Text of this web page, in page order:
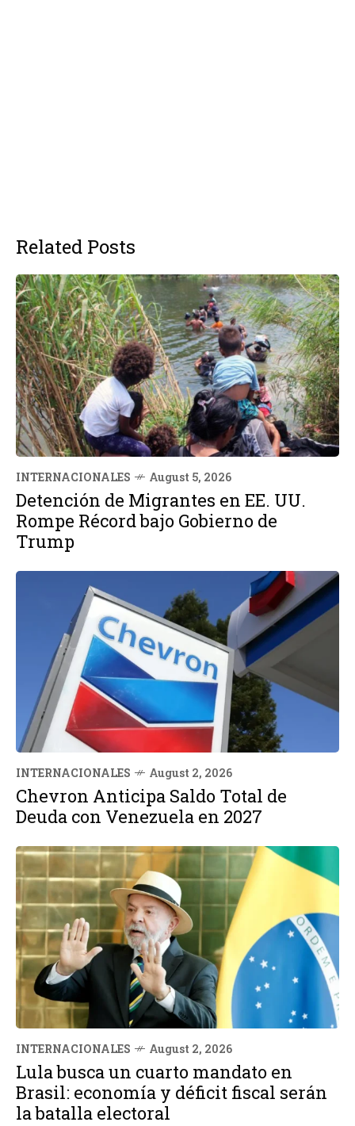
Related Posts
INTERNACIONALES August 5, 2026
Detención de Migrantes en EE. UU.
Rompe Récord bajo Gobierno de
Trump
INTERNACIONALES August 2, 2026
Chevron Anticipa Saldo Total de
Deuda con Venezuela en 2027
INTERNACIONALES August 2, 2026
Lula busca un cuarto mandato en
Brasil: economía y déficit fiscal serán
la batalla electoral